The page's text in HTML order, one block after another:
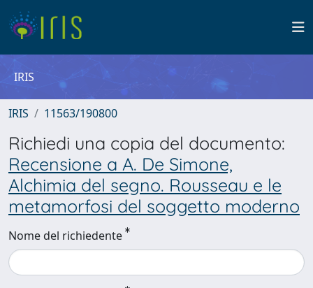
IRIS
IRIS 11563/190800
Richiedi una copia del documento:
Recensione a A. De Simone,
Alchimia del segno. Rousseau e le
metamorfosi del soggetto moderno
Nome del richiedente